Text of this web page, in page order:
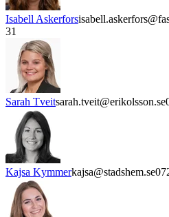
Isabell Askerfors
31
Sarah Tveitsarah.tveit@erikolsson.se
Kajsa Kymmerkajsa@stadshem.se